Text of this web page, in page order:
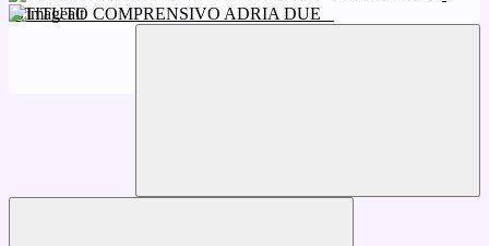
ISTITUTO COMPRENSIVO ADRIA DUE